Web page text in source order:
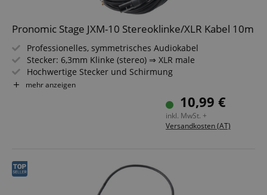
Pronomic Stage JXM-10 Stereoklinke/XLR Kabel 10m
Professionelles, symmetrisches Audiokabel
Stecker: 6,3mm Klinke (stereo) ⇒ XLR male
Hochwertige Stecker und Schirmung
Länge: 10m
mehr anzeigen
10,99 €
inkl. MwSt. +
Versandkosten (AT)